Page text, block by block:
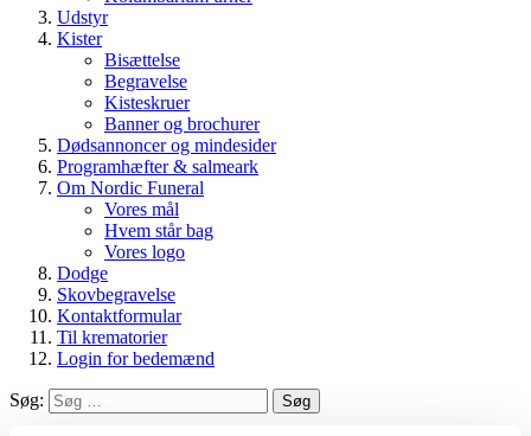
Udstyr
Kister
Bisættelse
Begravelse
Kisteskruer
Banner og brochurer
Dødsannoncer og mindesider
Programhæfter & salmeark
Om Nordic Funeral
Vores mål
Hvem står bag
Vores logo
Dodge
Skovbegravelse
Kontaktformular
Til krematorier
Login for bedemænd
Søg: Søg